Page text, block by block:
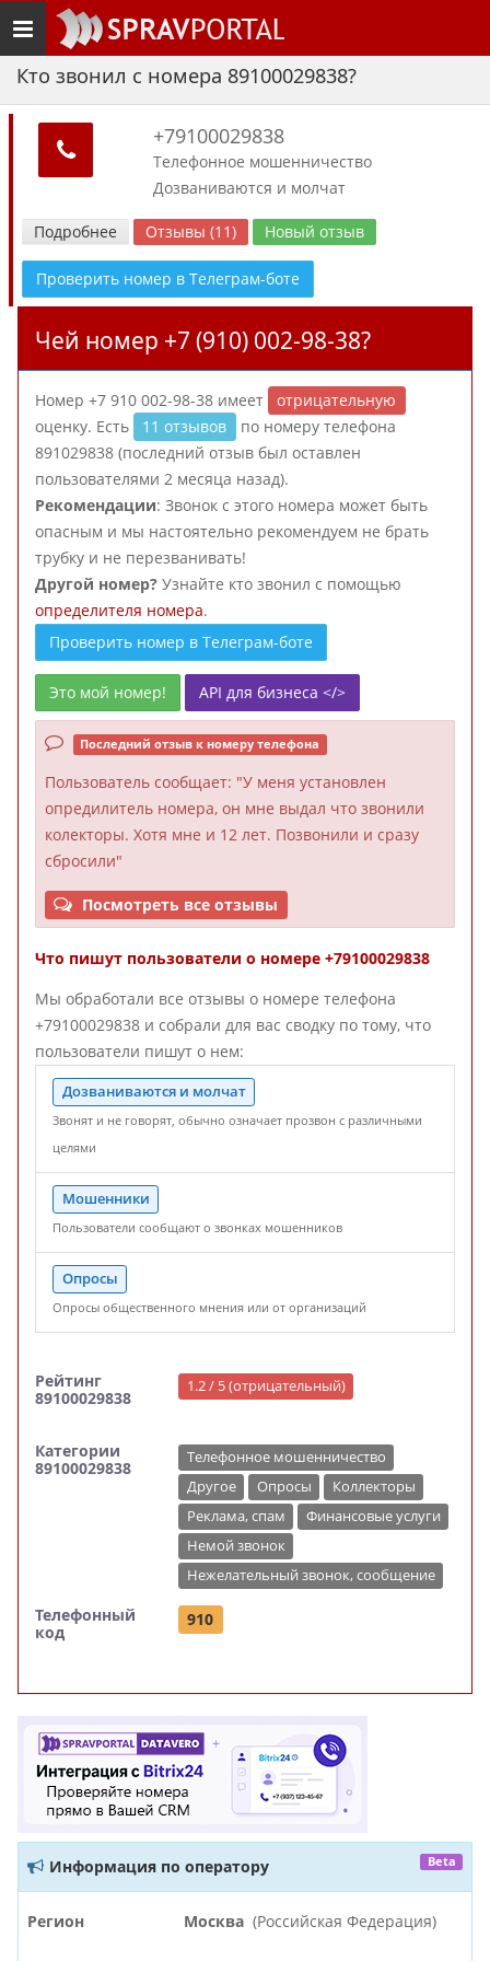
Toggle
navigation
Кто звонил с номера 89100029838?
+79100029838
Телефонное мошенничество
Дозваниваются и молчат
Подробнее Отзывы (11) Новый отзыв
Проверить номер в Телеграм-боте
Чей номер +7 (910) 002-98-38?
Номер +7 910 002-98-38 имеет
отрицательную
оценку. Есть
11 отзывов
по номеру телефона
891029838 (последний отзыв был оставлен
пользователями 2 месяца назад).
Рекомендации: Звонок с этого номера может быть
опасным и мы настоятельно рекомендуем не брать
трубку и не перезванивать!
Другой номер? Узнайте кто звонил с помощью
определителя номера.
Проверить номер в Телеграм-боте
Это мой номер! API для бизнеса </>
Последний отзыв к номеру телефона
Пользователь сообщает: "У меня установлен
опредилитель номера, он мне выдал что звонили
колекторы. Хотя мне и 12 лет. Позвонили и сразу
сбросили"
Посмотреть все отзывы
Что пишут пользователи о номере +79100029838
Мы обработали все отзывы о номере телефона
+79100029838 и собрали для вас сводку по тому, что
пользователи пишут о нем:
Дозваниваются и молчат
Звонят и не говорят, обычно означает прозвон с различными
целями
Мошенники
Пользователи сообщают о звонках мошенников
Опросы
Опросы общественного мнения или от организаций
Рейтинг
89100029838
1.2 / 5 (отрицательный)
Категории
89100029838
Телефонное мошенничество
Другое
Опросы
Коллекторы
Реклама, спам
Финансовые услуги
Немой звонок
Нежелательный звонок, сообщение
Телефонный
код
910
Информация по оператору Beta
Регион Москва (Российская Федерация)